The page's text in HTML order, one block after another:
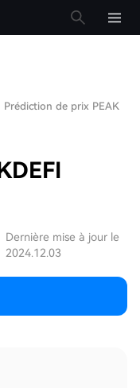
Prédiction de prix PEAK
Dernière mise à jour le
2024.12.03